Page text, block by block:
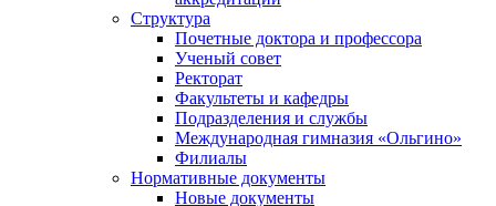
Структура
Почетные доктора и профессора
Ученый совет
Ректорат
Факультеты и кафедры
Подразделения и службы
Международная гимназия «Ольгино»
Филиалы
Нормативные документы
Новые документы